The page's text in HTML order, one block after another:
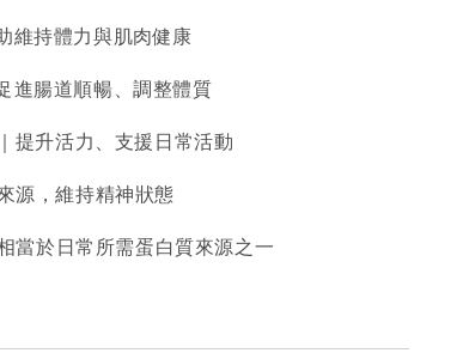
維持體力與肌肉健康
進腸道順暢、調整體質
｜提升活力、支援日常活動
源，維持精神狀態
當於日常所需蛋白質來源之一